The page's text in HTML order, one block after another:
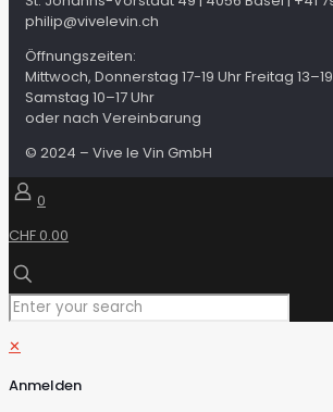
philip@vivelevin.ch
Öffnungszeiten:
Mittwoch, Donnerstag 17-19 Uhr Freitag
Samstag 10–17 Uhr
oder nach Vereinbarung
© 2024 – Vive le Vin GmbH
0
CHF 0.00
✕
Anmelden